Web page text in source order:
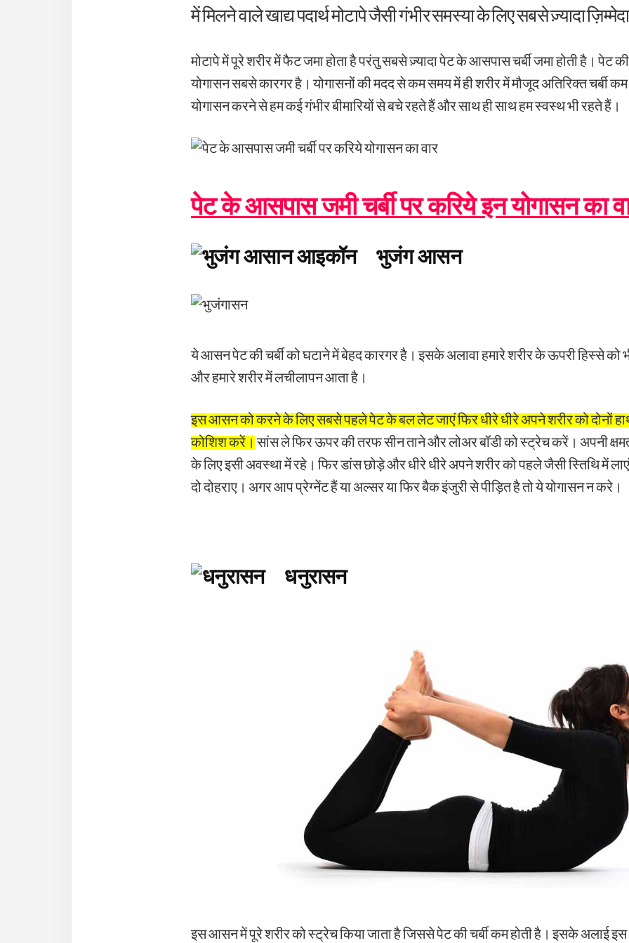
में मिलने वाले खाद्य पदार्थ मोटापे जैसी गंभीर समस्या के लिए सबसे ज़्यादा
मोटापे में पूरे शरीर में फैट जमा होता है परंतु सबसे ज़्यादा पेट के आसपास चर्बी जमा होती है। पेट
योगासन सबसे कारगर है। योगासनों की मदद से कम समय में ही शरीर में मौजूद अतिरिक्त चर्बी
योगासन करने से हम कई गंभीर बीमारियों से बचे रहते हैं और साथ ही साथ हम स्वस्थ भी रहते हैं।
पेट के आसपास जमी चर्बी पर करिये इन योगासन का
भुजंग आसन
ये आसन पेट की चर्बी को घटाने में बेहद कारगर है। इसके अलावा हमारे शरीर के ऊपरी हिस्से को
और हमारे शरीर में लचीलापन आता है।
इस आसन को करने के लिए सबसे पहले पेट के बल लेट जाएं फिर धीरे धीरे अपने शरीर को दोनों
कोशिश करें। सांस ले फिर ऊपर की तरफ सीन ताने और लोअर बॉडी को स्ट्रेच करें। अपनी
के लिए इसी अवस्था में रहे। फिर डांस छोड़े और धीरे धीरे अपने शरीर को पहले जैसी स्तिथि में
दो दोहराए। अगर आप प्रेग्नेंट हैं या अल्सर या फिर बैक इंजुरी से पीड़ित है तो ये योगासन न करे।
धनुरासन
इस आसन में पूरे शरीर को स्ट्रेच किया जाता है जिससे पेट की चर्बी कम होती है। इसके अलाई